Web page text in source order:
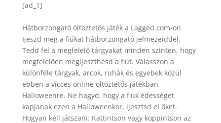
[ad_1]
Hátborzongató öltöztetős játék a Lagged.com-on
Ijeszd meg a fiúkat hátborzongató jelmezeiddel.
Tedd fel a megfelelő tárgyakat minden szinten, hogy
megfelelően megijeszthesd a fiút. Válasszon a
különféle tárgyak, arcok, ruhák és egyebek közül
ebben a vicces online öltöztetős játékban
Halloweenre. Ne hagyd, hogy a fiúk édességet
kapjanak ezen a Halloweenkor, ijesztsd el őket.
Hogyan kell játszani: Kattintson vagy koppintson az